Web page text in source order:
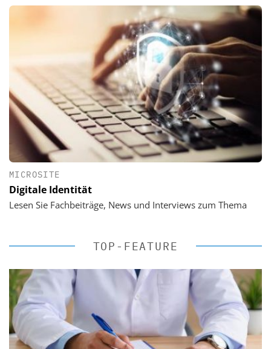
MICROSITE
Digitale Identität
Lesen Sie Fachbeiträge, News und Interviews zum Thema
TOP-FEATURE